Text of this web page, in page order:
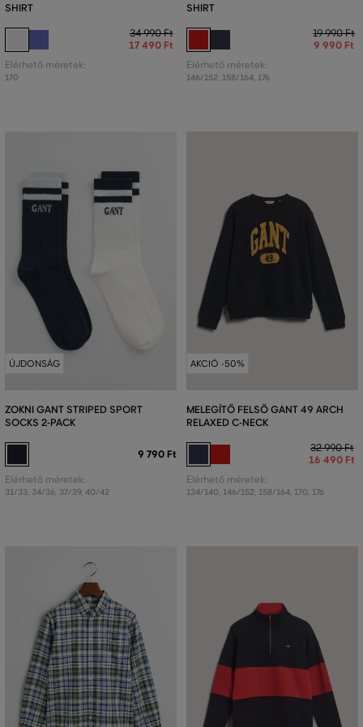
SHIRT
34 990 Ft
17 490 Ft
Elérhető méretek:
170
SHIRT
19 990 Ft
9 990 Ft
Elérhető méretek:
146/152, 158/164, 176
ÚJDONSÁG
ZOKNI GANT STRIPED SPORT
SOCKS 2-PACK
9 790 Ft
Elérhető méretek:
31/33, 34/36, 37/39, 40/42
AKCIÓ -50%
MELEGÍTŐ FELSŐ GANT 49 ARCH
RELAXED C-NECK
32 990 Ft
16 490 Ft
Elérhető méretek:
134/140, 146/152, 158/164, 170, 176